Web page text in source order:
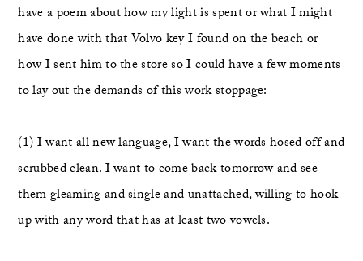
have a poem about how my light is spent or what I might
have done with that Volvo key I found on the beach or
how I sent him to the store so I could have a few moments
to lay out the demands of this work stoppage:
(1) I want all new language, I want the words hosed off and
scrubbed clean. I want to come back tomorrow and see
them gleaming and single and unattached, willing to hook
up with any word that has at least two vowels.